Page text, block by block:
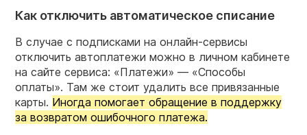
Как отключить автоматическое списание
В случае с подписками на онлайн-сервисы
отключить автоплатежи можно в личном кабинете
на сайте сервиса: «Платежи» — «Способы
оплаты». Там же стоит удалить все привязанные
карты. Иногда помогает обращение в поддержку
за возвратом ошибочного платежа.